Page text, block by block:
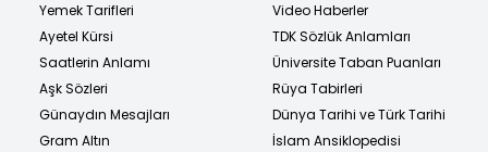
Yemek Tarifleri
Ayetel Kürsi
Saatlerin Anlamı
Aşk Sözleri
Günaydın Mesajları
Gram Altın
Video Haberler
TDK Sözlük Anlamları
Üniversite Taban Puanları
Rüya Tabirleri
Dünya Tarihi ve Türk Tarihi
İslam Ansiklopedisi